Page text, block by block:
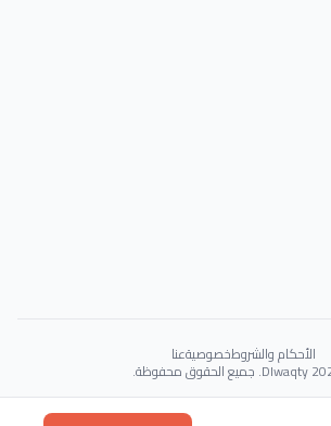
الأحكام والشروطخصوصيةعنا
Powered byGAIT